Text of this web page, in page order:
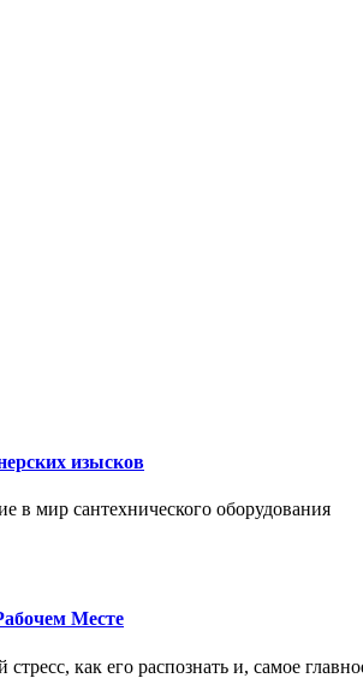
изысков
в мир сантехнического оборудования
Месте
как его распознать и, самое